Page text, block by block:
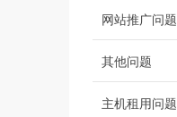
网站推广问题
其他问题
主机租用问题